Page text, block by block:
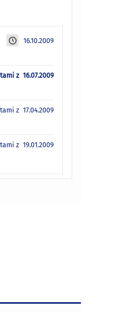
16.10.2009
16.07.2009
z
17.04.2009
z
19.01.2009
z